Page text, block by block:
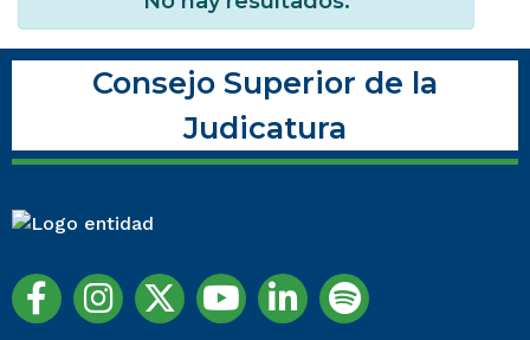
Consejo Superior de la
Judicatura